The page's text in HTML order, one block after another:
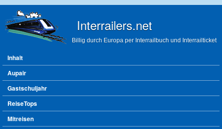
Interrailers.net
Billig durch Europa per Interrailbuch und Interrailticket
Hauptmenü
Inhalt
Aupair
Gastschuljahr
ReiseTops
Mitreisen